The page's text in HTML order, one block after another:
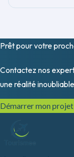
Prêt pour votre
Contactez nos
une réalité
Démarrer mon projet